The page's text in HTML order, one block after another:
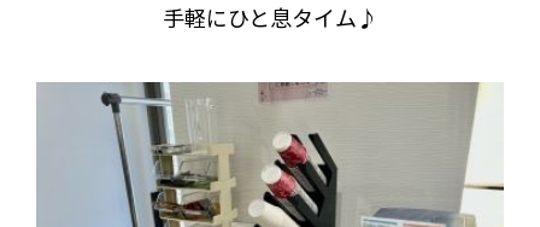
手軽にひと息タイム♪